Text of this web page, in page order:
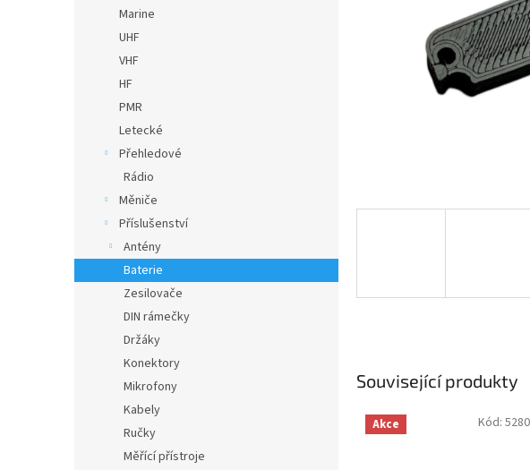
Marine
UHF
VHF
HF
PMR
Letecké
Přehledové
Rádio
Měniče
Příslušenství
Antény
Baterie
Zesilovače
DIN rámečky
Držáky
Konektory
Mikrofony
Kabely
Ručky
Měřící přístroje
Související produkty
Akce Kód: